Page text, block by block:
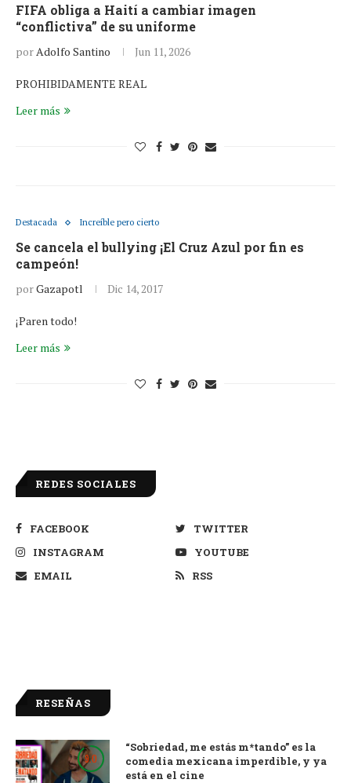
FIFA obliga a Haití a cambiar imagen
“conflictiva” de su uniforme
porAdolfo Santino Jun 11, 2026
PROHIBIDAMENTE REAL
Leer más
Destacada Increíble pero cierto
Se cancela el bullying ¡El Cruz Azul por fin es
campeón!
porGazapotl Dic 14, 2017
¡Paren todo!
Leer más
REDES SOCIALES
FACEBOOK
TWITTER
INSTAGRAM
YOUTUBE
EMAIL
RSS
RESEÑAS
9.0
“Sobriedad, me estás m*tando” es la
comedia mexicana imperdible, y ya
está en el cine